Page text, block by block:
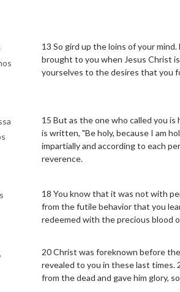
13 So gird up the loins of your
brought to you when Jesus Christ
yourselves to the desires that you
15 But as the one who called you is
is written, "Be holy, because I am
impartially and according to each
reverence.
18 You know that it was not with
from the futile behavior that you
redeemed with the precious blood
20 Christ was foreknown before
revealed to you in these last times.
from the dead and gave him glory,